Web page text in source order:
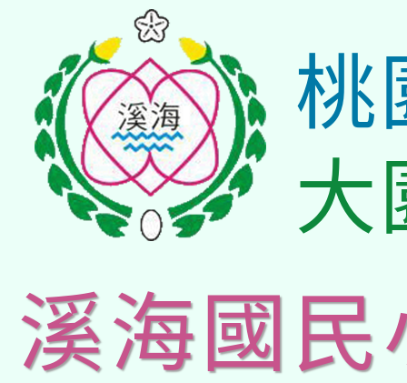
桃
大
溪海國民